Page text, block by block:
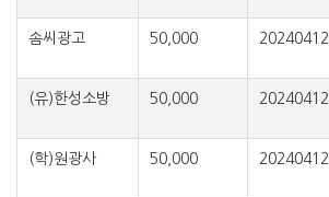
솜씨광고 50,000 20240412
(유)한성소방 50,000 20240412
(학)원광사 50,000 20240412